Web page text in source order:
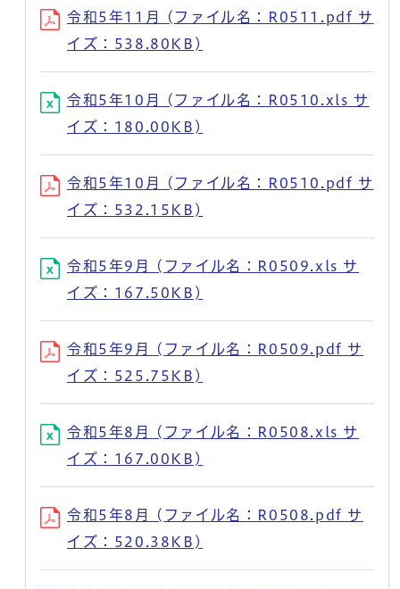
令和5年11月 (ファイル名：R0511.pdf サ
イズ：538.80KB)
令和5年10月 (ファイル名：R0510.xls サ
イズ：180.00KB)
令和5年10月 (ファイル名：R0510.pdf サ
イズ：532.15KB)
令和5年9月 (ファイル名：R0509.xls サ
イズ：167.50KB)
令和5年9月 (ファイル名：R0509.pdf サ
イズ：525.75KB)
令和5年8月 (ファイル名：R0508.xls サ
イズ：167.00KB)
令和5年8月 (ファイル名：R0508.pdf サ
イズ：520.38KB)